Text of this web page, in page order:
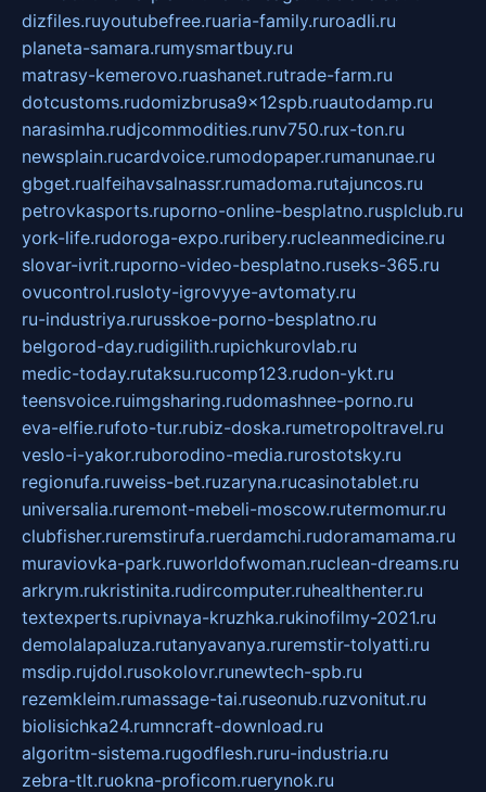
dizfiles.ruyoutubefree.ruaria-family.ruroadli.ru
planeta-samara.rumysmartbuy.ru
matrasy-kemerovo.ruashanet.rutrade-farm.ru
dotcustoms.rudomizbrusa9x12spb.ruautodamp.ru
narasimha.rudjcommodities.runv750.rux-ton.ru
newsplain.rucardvoice.rumodopaper.rumanunae.ru
gbget.rualfeihavsalnassr.rumadoma.rutajuncos.ru
petrovkasports.ruporno-online-besplatno.rusplclub.ru
york-life.rudoroga-expo.ruribery.rucleanmedicine.ru
slovar-ivrit.ruporno-video-besplatno.ruseks-365.ru
ovucontrol.rusloty-igrovyye-avtomaty.ru
ru-industriya.rurusskoe-porno-besplatno.ru
belgorod-day.rudigilith.rupichkurovlab.ru
medic-today.rutaksu.rucomp123.rudon-ykt.ru
teensvoice.ruimgsharing.rudomashnee-porno.ru
eva-elfie.rufoto-tur.rubiz-doska.rumetropoltravel.ru
veslo-i-yakor.ruborodino-media.rurostotsky.ru
regionufa.ruweiss-bet.ruzaryna.rucasinotablet.ru
universalia.ruremont-mebeli-moscow.rutermomur.ru
clubfisher.ruremstirufa.ruerdamchi.rudoramamama.ru
muraviovka-park.ruworldofwoman.ruclean-dreams.ru
arkrym.rukristinita.rudircomputer.ruhealthenter.ru
textexperts.rupivnaya-kruzhka.rukinofilmy-2021.ru
demolalapaluza.rutanyavanya.ruremstir-tolyatti.ru
msdip.rujdol.rusokolovr.runewtech-spb.ru
rezemkleim.rumassage-tai.ruseonub.ruzvonitut.ru
biolisichka24.rumncraft-download.ru
algoritm-sistema.rugodflesh.ruru-industria.ru
zebra-tlt.ruokna-proficom.ruerynok.ru